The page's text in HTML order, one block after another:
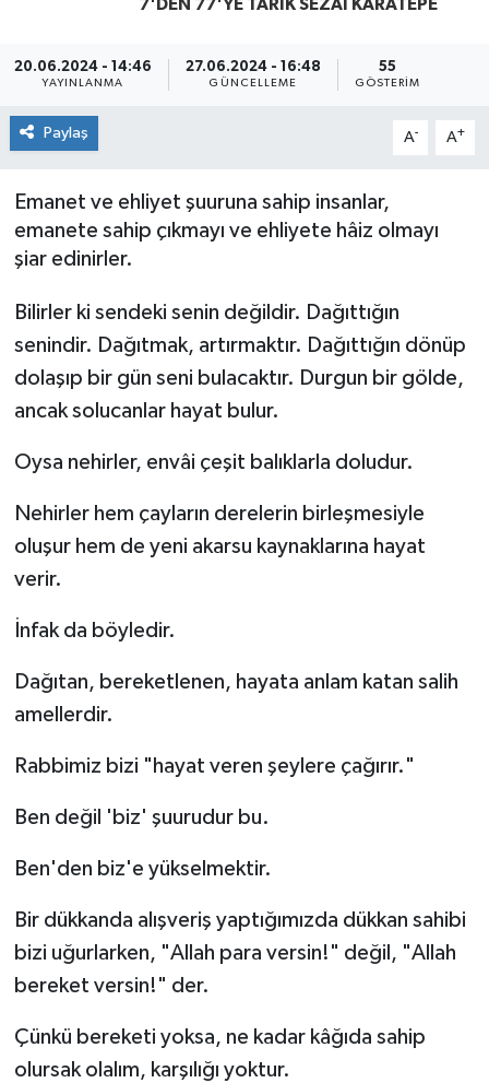
7'DEN 77'YE TARIK SEZAI KARATEPE
20.06.2024 - 14:46
YAYINLANMA
27.06.2024 - 16:48
GÜNCELLEME
55
GÖSTERIM
Paylaş A- A+
Emanet ve ehliyet şuuruna sahip insanlar,
emanete sahip çıkmayı ve ehliyete hâiz olmayı
şiar edinirler.
Bilirler ki sendeki senin değildir. Dağıttığın
senindir. Dağıtmak, artırmaktır. Dağıttığın dönüp
dolaşıp bir gün seni bulacaktır. Durgun bir gölde,
ancak solucanlar hayat bulur.
Oysa nehirler, envâi çeşit balıklarla doludur.
Nehirler hem çayların derelerin birleşmesiyle
oluşur hem de yeni akarsu kaynaklarına hayat
verir.
İnfak da böyledir.
Dağıtan, bereketlenen, hayata anlam katan salih
amellerdir.
Rabbimiz bizi "hayat veren şeylere çağırır."
Ben değil 'biz' şuurudur bu.
Ben'den biz'e yükselmektir.
Bir dükkanda alışveriş yaptığımızda dükkan sahibi
bizi uğurlarken, "Allah para versin!" değil, "Allah
bereket versin!" der.
Çünkü bereketi yoksa, ne kadar kâğıda sahip
olursak olalım, karşılığı yoktur.